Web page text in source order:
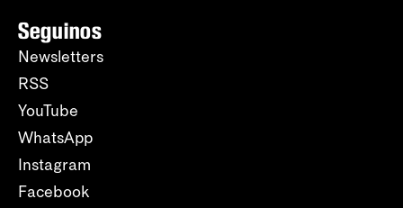
Seguinos
Newsletters
RSS
YouTube
WhatsApp
Instagram
Facebook